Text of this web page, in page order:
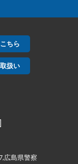
ちら
扱い
広島県警察